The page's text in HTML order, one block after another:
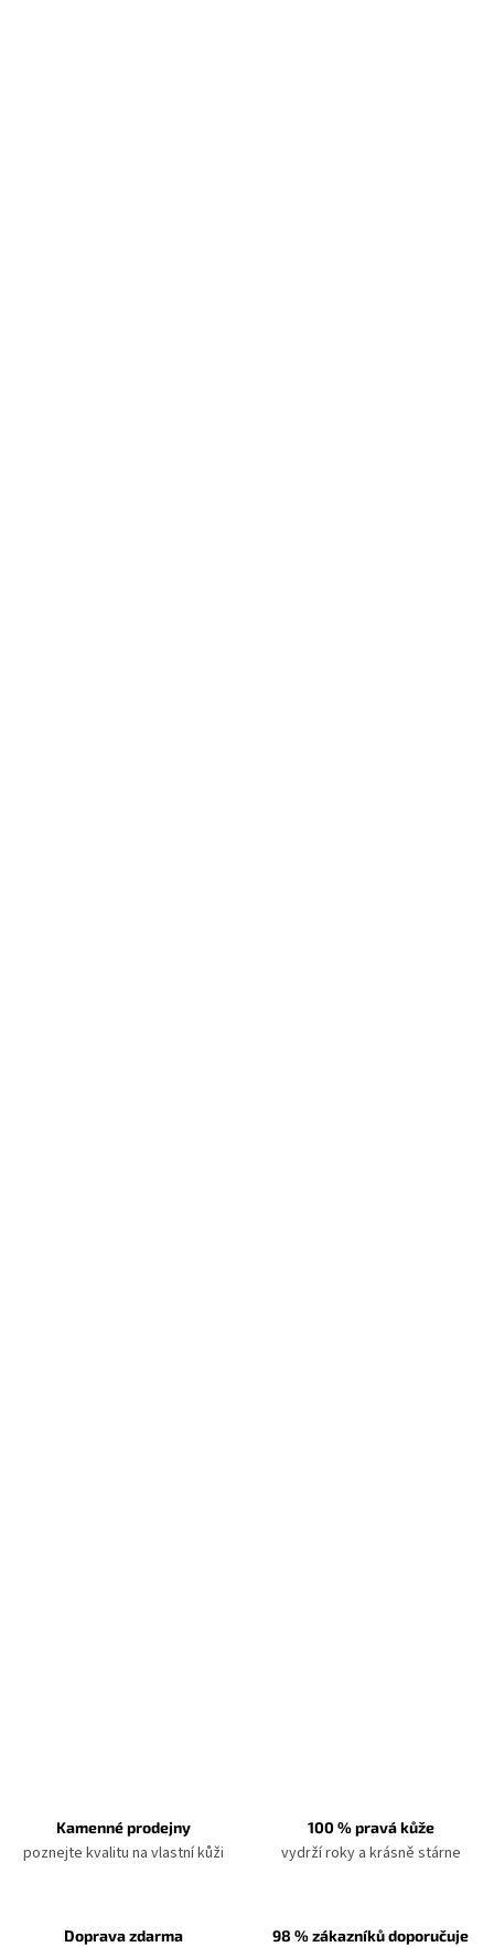
Kamenné prodejny
poznejte kvalitu na vlastní kůži
100 % pravá kůže
vydrží roky a krásně stárne
Doprava zdarma 98 % zákazníků doporučuje